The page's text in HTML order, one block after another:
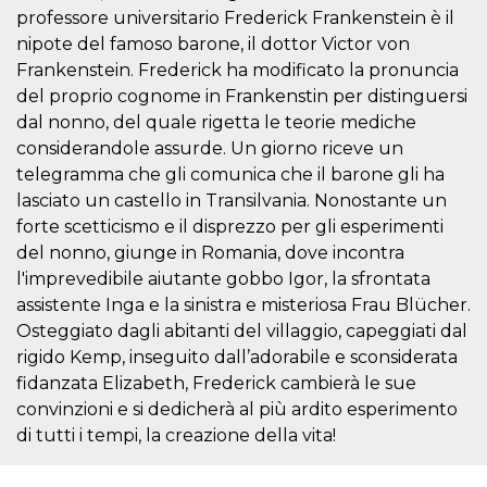
professore universitario Frederick Frankenstein è il
nipote del famoso barone, il dottor Victor von
Frankenstein. Frederick ha modificato la pronuncia
del proprio cognome in Frankenstin per distinguersi
dal nonno, del quale rigetta le teorie mediche
considerandole assurde. Un giorno riceve un
telegramma che gli comunica che il barone gli ha
lasciato un castello in Transilvania. Nonostante un
forte scetticismo e il disprezzo per gli esperimenti
del nonno, giunge in Romania, dove incontra
l'imprevedibile aiutante gobbo Igor, la sfrontata
assistente Inga e la sinistra e misteriosa Frau Blücher.
Osteggiato dagli abitanti del villaggio, capeggiati dal
rigido Kemp, inseguito dall’adorabile e sconsiderata
fidanzata Elizabeth, Frederick cambierà le sue
convinzioni e si dedicherà al più ardito esperimento
di tutti i tempi, la creazione della vita!
generalmente
prestazioni e
l'ottimizzazione
dei servizi di
elaborazione
dei pagamenti,
facilitando la
dei contenuti
sul browser per
rendere le
pagine più
veloci.
CookieScriptConsent
CookieScript
oooh.events
4
settimane
2 giorni
Questo cookie
viene utilizzato
dal servizio
Script.com per
ricordare le
preferenze di
consenso sui
cookie dei
visitatori. È
necessario che il
banner dei